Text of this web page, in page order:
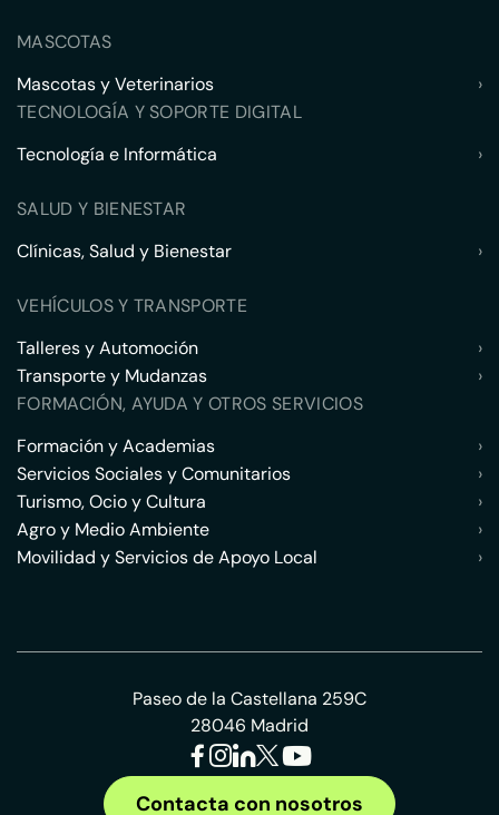
MASCOTAS
Mascotas y Veterinarios
›
TECNOLOGÍA Y SOPORTE DIGITAL
Tecnología e Informática
›
SALUD Y BIENESTAR
Clínicas, Salud y Bienestar
›
VEHÍCULOS Y TRANSPORTE
Talleres y Automoción
›
Transporte y Mudanzas
›
FORMACIÓN, AYUDA Y OTROS SERVICIOS
Formación y Academias
›
Servicios Sociales y Comunitarios
›
Turismo, Ocio y Cultura
›
Agro y Medio Ambiente
›
Movilidad y Servicios de Apoyo Local
›
Paseo de la Castellana 259C
28046 Madrid
Contacta con nosotros